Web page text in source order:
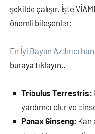
şekilde çalışır. İşte
önemli bileşenler:
En İyi Bayan Azdırıcı
buraya tıklayın..
Tribulus Terrestris:
yardımcı olur ve
Panax Ginseng: Kan